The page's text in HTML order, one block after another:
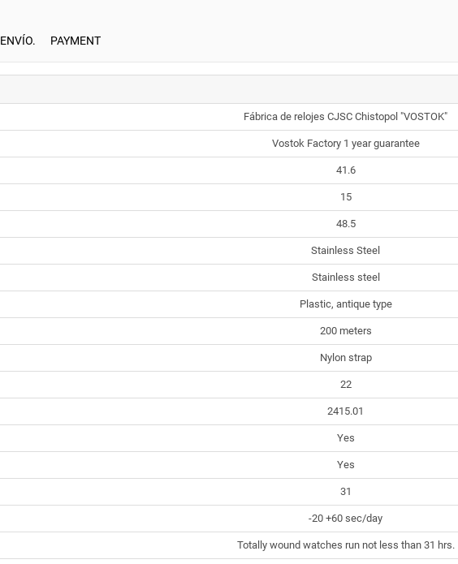
ENVÍO. PAYMENT
Fábrica de relojes CJSC Chistopol "VOSTOK"
Vostok Factory 1 year guarantee
41.6
15
48.5
Stainless Steel
Stainless steel
Plastic, antique type
200 meters
Nylon strap
22
2415.01
Yes
Yes
31
-20 +60 sec/day
Totally wound watches run not less than 31 hrs.